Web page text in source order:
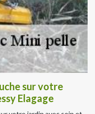
sur votre
Elagage